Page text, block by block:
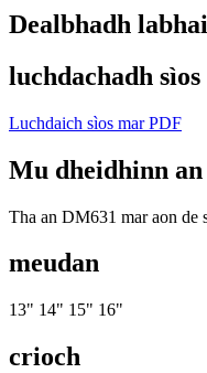
Dealbhadh
luchdachadh sìos
Luchdaich sìos mar PDF
Mu dheidhinn an
Tha an DM631 mar aon de
meudan
13" 14" 15" 16"
crioch